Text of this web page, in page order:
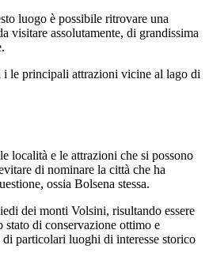
luogo è possibile ritrovare una
visitare assolutamente, di grandissima
i le principali attrazioni vicine al lago di
località e le attrazioni che si possono
di nominare la città che ha
ossia Bolsena stessa.
dei monti Volsini, risultando essere
di conservazione ottimo e
di particolari luoghi di interesse storico